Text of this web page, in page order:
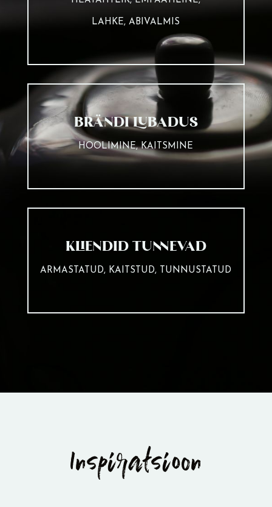
LAHKE, ABIVALMIS
BRÄNDI LUBADUS
HOOLIMINE, KAITSMINE
KLIENDID TUNNEVAD
ARMASTATUD, KAITSTUD, TUNNUSTATUD
Inspiratsioon